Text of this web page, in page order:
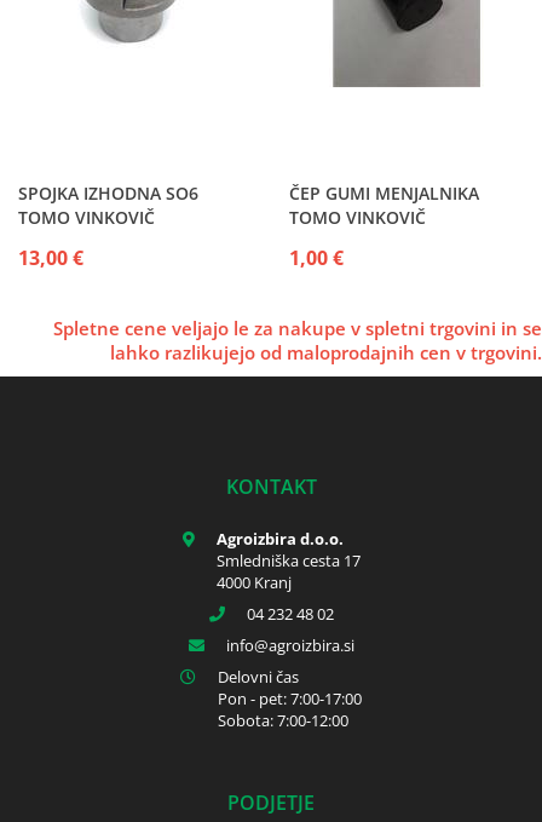
SPOJKA IZHODNA SO6
TOMO VINKOVIČ
13,00 €
ČEP GUMI MENJALNIKA
TOMO VINKOVIČ
1,00 €
Spletne cene veljajo le za nakupe v spletni trgovini in se
lahko razlikujejo od maloprodajnih cen v trgovini.
KONTAKT
Agroizbira d.o.o.
Smledniška cesta 17
4000 Kranj
04 232 48 02
info
agroizbira.si
Delovni čas
Pon - pet: 7:00-17:00
Sobota: 7:00-12:00
PODJETJE